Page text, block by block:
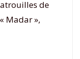
de
Madar »,